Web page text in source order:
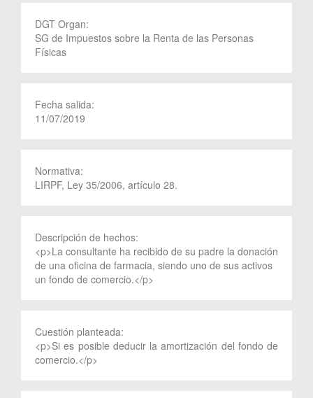
DGT Organ:
SG de Impuestos sobre la Renta de las Personas
Físicas
Fecha salida:
11/07/2019
Normativa:
LIRPF, Ley 35/2006, artículo 28.
Descripción de hechos:
<p>La consultante ha recibido de su padre la donación
de una oficina de farmacia, siendo uno de sus activos
un fondo de comercio.</p>
Cuestión planteada:
<p>Si es posible deducir la amortización del fondo de
comercio.</p>